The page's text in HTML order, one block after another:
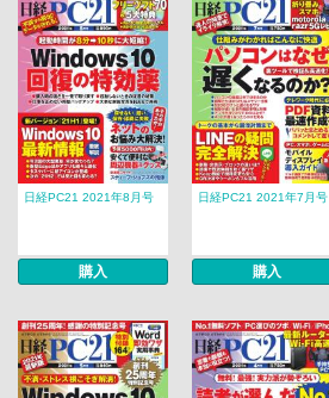
日経PC21 2021年8月号
購入
日経PC21 2021年7月号
購入